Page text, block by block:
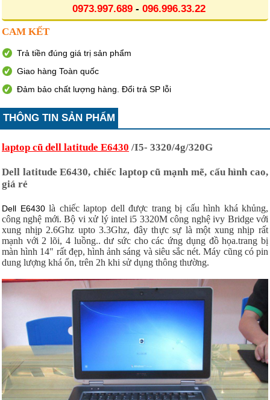
0973.997.689 - 096.996.33.22
CAM KẾT
Trả tiền đúng giá trị sản phẩm
Giao hàng Toàn quốc
Đảm bảo chất lượng hàng. Đổi trả SP lỗi
THÔNG TIN SẢN PHẨM
laptop cũ dell latitude E6430 /I5- 3320/4g/320G
Dell latitude E6430, chiếc laptop cũ mạnh mẽ, cấu hình cao,
giá rẻ
Dell E6430 là chiếc laptop dell được trang bị cấu hình khá khủng,
công nghệ mới. Bộ vi xử lý intel i5 3320M công nghệ ivy Bridge với
xung nhịp 2.6Ghz upto 3.3Ghz, đây thực sự là một xung nhịp rất
mạnh với 2 lõi, 4 luồng.. dư sức cho các ứng dụng đồ họa.trang bị
màn hình 14" rất đẹp, hình ảnh sáng và siêu sắc nét. Máy cũng có pin
dung lượng khá ổn, trên 2h khi sử dụng thông thường.